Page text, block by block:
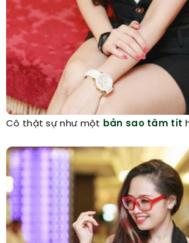
Cô thật sự như một bản sao tâm tít